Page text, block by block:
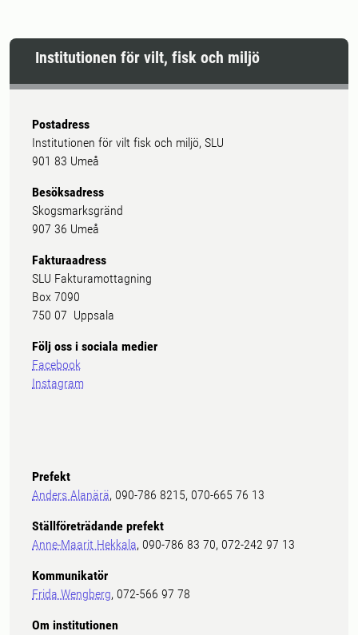
Institutionen för vilt, fisk och miljö
Postadress
Institutionen för vilt fisk och miljö, SLU
901 83 Umeå
Besöksadress
Skogsmarksgränd
907 36 Umeå
Fakturaadress
SLU Fakturamottagning
Box 7090
750 07 Uppsala
Följ oss i sociala medier
Facebook
Instagram
Prefekt
Anders Alanärä, 090-786 8215, 070-665 76 13
Ställföreträdande prefekt
Anne-Maarit Hekkala, 090-786 83 70, 072-242 97 13
Kommunikatör
Frida Wengberg, 072-566 97 78
Om institutionen